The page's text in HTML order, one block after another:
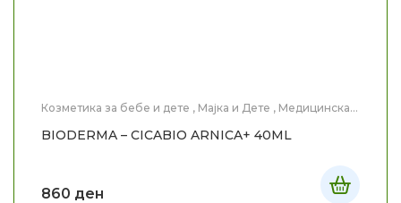
Козметика за бебе и дете , Мајка и Дете , Медицинска
BIODERMA – CICABIO ARNICA+ 40ML
860 ден